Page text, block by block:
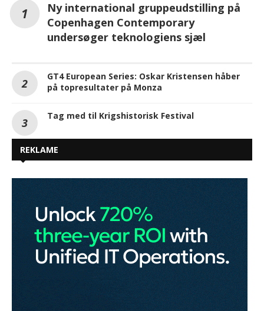
Ny international gruppeudstilling på
Copenhagen Contemporary
undersøger teknologiens sjæl
GT4 European Series: Oskar Kristensen håber
på topresultater på Monza
Tag med til Krigshistorisk Festival
REKLAME